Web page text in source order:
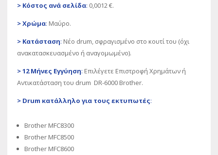
> Κόστος ανά σελίδα: 0,0012 €.
>Χρώμα: Μαύρο.
> Κατάσταση: Νέο drum, σφραγισμένο στο κουτί του (όχι
ανακατασκευασμένο ή αναγομωμένο).
>12 Μήνες Εγγύηση: Επιλέγετε Επιστροφή Χρημάτων ή
Αντικατάσταση του drum DR-6000 Brother.
> Drum κατάλληλο για τους εκτυπωτές:
Brother MFC8300
Brother MFC8500
Brother MFC8600